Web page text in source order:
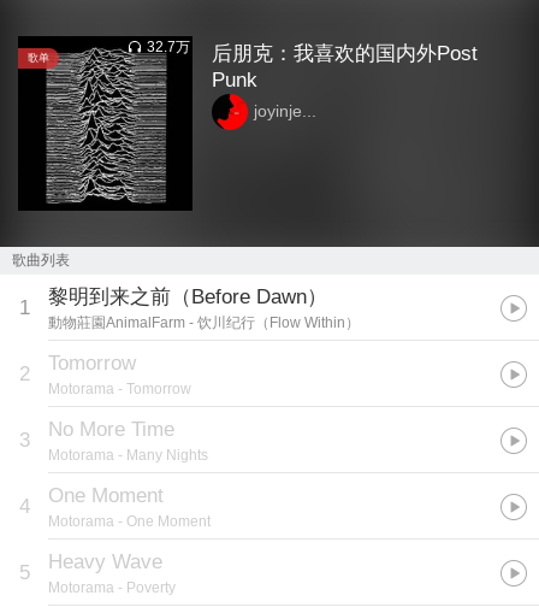
歌单
32.7万
后朋克：我喜欢的国内外Post
Punk
joyinje...
歌曲列表
1 黎明到来之前（Before Dawn）
動物莊園AnimalFarm - 饮川纪行（Flow Within）
2 Tomorrow
Motorama - Tomorrow
3 No More Time
Motorama - Many Nights
4 One Moment
Motorama - One Moment
5 Heavy Wave
Motorama - Poverty